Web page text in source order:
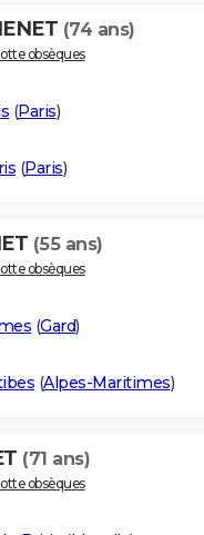
(74 ans)
obsèques
(Paris)
(Paris)
(55 ans)
obsèques
(Gard)
(Alpes-Maritimes)
(71 ans)
obsèques